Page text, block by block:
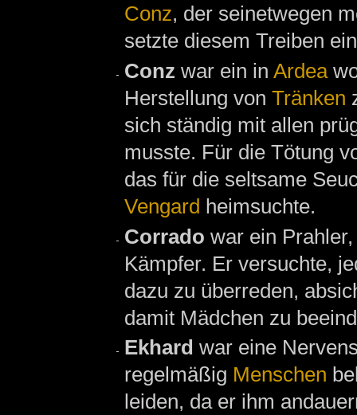
Conz, der seinetwegen
setzte diesem Treiben
Conz war ein in Ardea
Herstellung von Tränken
sich ständig mit allen
musste. Für die Tötung
das für die seltsame
Vengard heimsuchte.
Corrado war ein
Kämpfer. Er versuchte,
dazu zu überreden,
damit Mädchen zu
Ekhard war eine
regelmäßig Menschen
leiden, da er ihm